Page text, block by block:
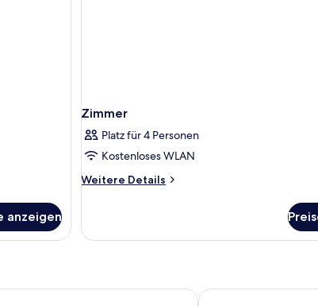
anzeigen
Zimmer
Platz für 4 Personen
Kostenloses WLAN
Weitere Details
Weitere
Hotel Xpress Stockholm CentralBest Western and